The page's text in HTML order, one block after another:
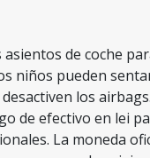
asientos de coche
niños pueden
los airbags.
de efectivo en lei
La moneda